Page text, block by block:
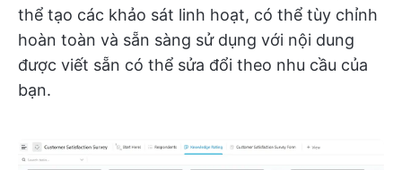
thể tạo các khảo sát linh hoạt, có thể tùy chỉnh
hoàn toàn và sẵn sàng sử dụng với nội dung
được viết sẵn có thể sửa đổi theo nhu cầu của
bạn.